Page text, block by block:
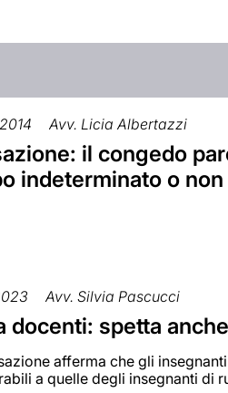
Avv. Licia Albertazzi
il congedo
indeterminato o non
Avv. Silvia Pascucci
docenti: spetta
afferma che gli
a quelle degli insegnanti di